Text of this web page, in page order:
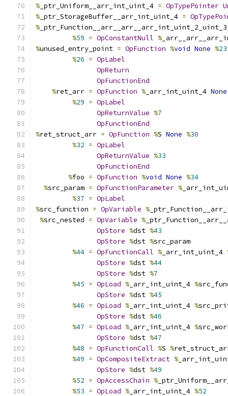
% _ptr_Uniform__arr_int_uint_4 = OpTypePointer
% _ptr_StorageBuffer__arr_int_uint_4 =
%
%59 = OpConstantNull %
%unused_entry_point = OpFunction %void None %23
%26 = OpLabel
OpReturn
OpFunctionEnd
%ret_arr = OpFunction % _arr_int_uint_4 None
%29 = OpLabel
OpReturnValue %7
OpFunctionEnd
%ret_struct_arr = OpFunction %S None %30
%32 = OpLabel
OpReturnValue %33
OpFunctionEnd
%foo = OpFunction %void None %34
%src_param = OpFunctionParameter %
%37 = OpLabel
%src_function = OpVariable %
%src_nested = OpVariable %
OpStore %dst %43
OpStore %dst %src_param
%44 = OpFunctionCall % _arr_int_uint_4
OpStore %dst %44
OpStore %dst %7
%45 = OpLoad % _arr_int_uint_4 %
OpStore %dst %45
%46 = OpLoad % _arr_int_uint_4 %
OpStore %dst %46
%47 = OpLoad % _arr_int_uint_4 %
OpStore %dst %47
%48 = OpFunctionCall %S %
%49 = OpCompositeExtract %
OpStore %dst %49
%52 = OpAccessChain %
%53 = OpLoad % _arr_int_uint_4 %52